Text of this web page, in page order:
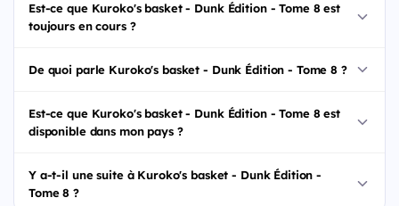
Est-ce que Kuroko's basket - Dunk Édition - Tome 8 est
toujours en cours ?
De quoi parle Kuroko's basket - Dunk Édition - Tome 8 ?
Est-ce que Kuroko's basket - Dunk Édition - Tome 8 est
disponible dans mon pays ?
Y a-t-il une suite à Kuroko's basket - Dunk Édition -
Tome 8 ?